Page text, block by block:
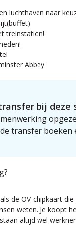
luchthaven naar
treinstation!
Abbey
bij deze
de transfer boeken
de OV-chipkaart
weten. Je
altijd wel